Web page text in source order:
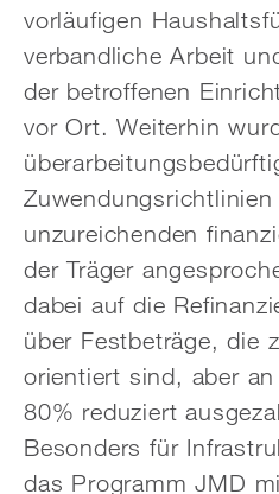
vorläufigen
verbandliche Arbeit
der betroffenen
vor Ort. Weiterhin
unzureichenden
der Träger
dabei auf die
über Festbeträge, die
orientiert sind, aber
80% reduziert
Besonders für
das Programm JMD